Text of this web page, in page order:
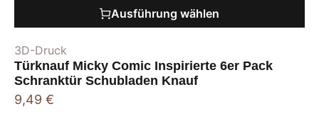
Ausführung wählen
3D-Druck
Türknauf Micky Comic Inspirierte 6er Pack
Schranktür Schubladen Knauf
9,49 €